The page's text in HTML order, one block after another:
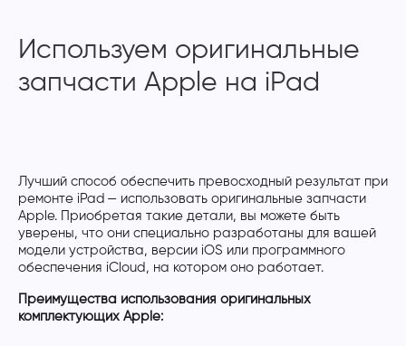
Используем оригинальные
запчасти Apple на iPad
Лучший способ обеспечить превосходный результат при
ремонте iPad — использовать оригинальные запчасти
Apple. Приобретая такие детали, вы можете быть
уверены, что они специально разработаны для вашей
модели устройства, версии iOS или программного
обеспечения iCloud, на котором оно работает.
Преимущества использования оригинальных
комплектующих Apple: